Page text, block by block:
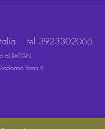
tel 3923302066
al ReDBN
Yana K